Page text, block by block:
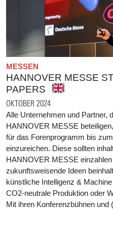
MESSEN
HANNOVER MESSE
PAPERS
OKTOBER 2024
Alle Unternehmen und Partner,
HANNOVER MESSE
für das Forenprogramm bis
einzureichen. Diese sollten
HANNOVER MESSE
zukunftsweisende Ideen
künstliche Intelligenz &
CO2-neutrale Produktion oder
Mit ihren Konferenzbühnen